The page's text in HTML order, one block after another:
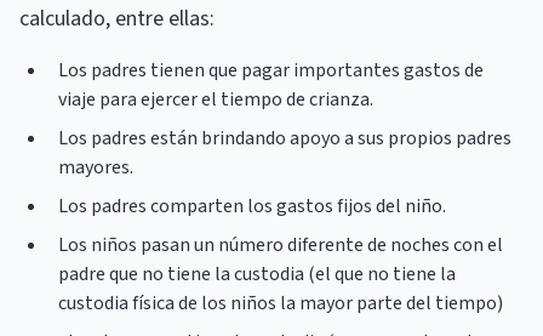
calculado, entre ellas:
Los padres tienen que pagar importantes gastos de
viaje para ejercer el tiempo de crianza.
Los padres están brindando apoyo a sus propios padres
mayores.
Los padres comparten los gastos fijos del niño.
Los niños pasan un número diferente de noches con el
padre que no tiene la custodia (el que no tiene la
custodia física de los niños la mayor parte del tiempo)